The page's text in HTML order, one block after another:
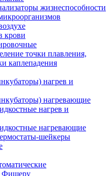
жизнеспособности
крови
точки плавления,
каплепадения
нагрев и
нагревающие
нагрев и
нагревающие
шейкеры
Фишеру